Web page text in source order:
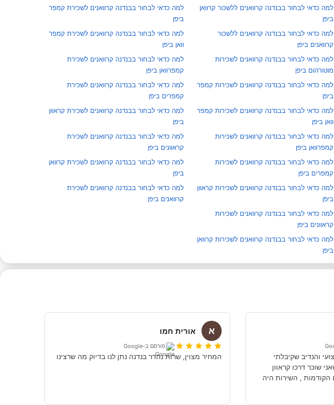
למה כדאי לבחור בבנדנה קרוואנים ללשכור קרוואן
ביפן
למה כדאי לבחור בבנדנה קרוואנים ללשכור
קרוואנים ביפן
למה כדאי לבחור בבנדנה קרוואנים לשכירות
מוטורהום ביפן
למה כדאי לבחור בבנדנה קרוואנים לשכירות קמפר
ביפן
למה כדאי לבחור בבנדנה קרוואנים לשכירות קמפר
וואן ביפן
למה כדאי לבחור בבנדנה קרוואנים לשכירות
קמפרוואן ביפן
למה כדאי לבחור בבנדנה קרוואנים לשכירות
קמפרים ביפן
למה כדאי לבחור בבנדנה קרוואנים לשכירות קראוון
ביפן
למה כדאי לבחור בבנדנה קרוואנים לשכירות
קראוונים ביפן
למה כדאי לבחור בבנדנה קרוואנים לשכירות קרוואן
ביפן
למה כדאי לבחור בבנדנה קרוואנים לשכירת קמפר
ביפן
למה כדאי לבחור בבנדנה קרוואנים לשכירת קמפר
וואן ביפן
למה כדאי לבחור בבנדנה קרוואנים לשכירת
קמפרוואן ביפן
למה כדאי לבחור בבנדנה קרוואנים לשכירת
קמפרים ביפן
למה כדאי לבחור בבנדנה קרוואנים לשכירת קראוון
ביפן
למה כדאי לבחור בבנדנה קרוואנים לשכירת
קראוונים ביפן
למה כדאי לבחור בבנדנה קרוואנים לשכירת קרוואן
ביפן
למה כדאי לבחור בבנדנה קרוואנים לשכירת
קרוואנים ביפן
א אורית חמו
פורסם ב-Google
המחיר מצוין, שרות נהדר בנדנה נתן לנו בדיוק מה שרצינו